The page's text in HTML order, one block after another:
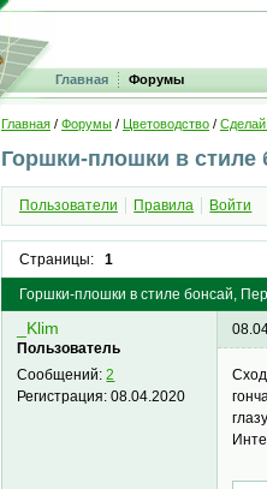
Главная Форумы
Главная / Форумы / Цветоводство /
Горшки-плошки в стиле
Пользователи Правила Войти
Страницы: 1
Горшки-плошки в стиле бонсай,
_Klim
Пользователь
Сообщений:2
Регистрация:08.04.2020